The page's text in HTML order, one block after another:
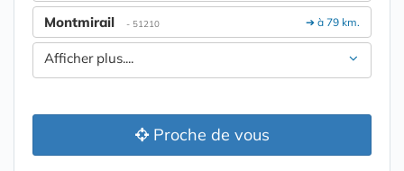
➔ à 79 km.
Montmirail - 51210
Afficher plus....
Proche de vous